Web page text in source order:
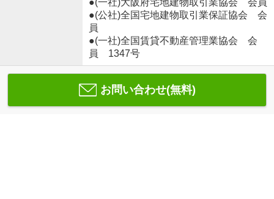
●(一社)大阪府宅地建物取引業協会 会員
●(公社)全国宅地建物取引業保証協会 会
員
●(一社)全国賃貸不動産管理業協会 会
員 1347号
お問い合わせ(無料)